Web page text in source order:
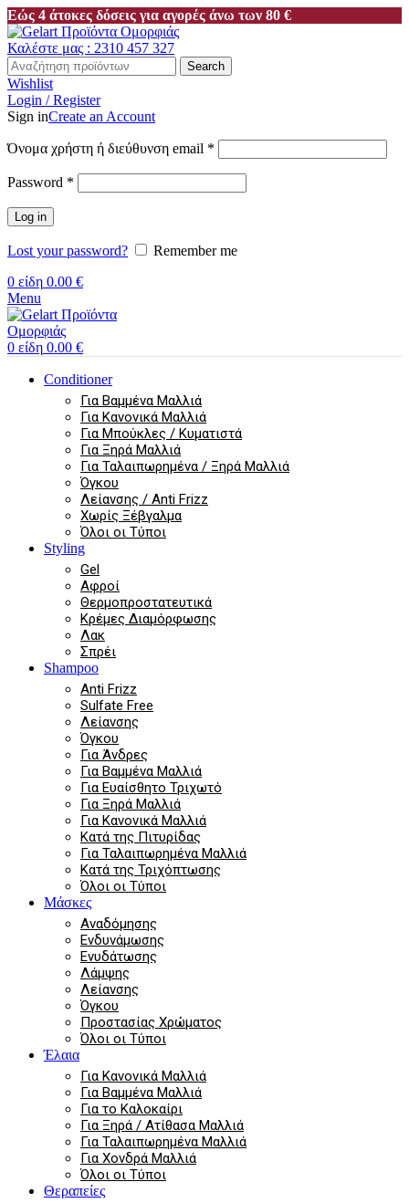
Εώς 4 άτοκες δόσεις για αγορές άνω των 80 €
Καλέστε μας : 2310 457 327
Search
Wishlist
Login / Register
Sign inCreate an Account
Όνομα χρήστη ή διεύθυνση email *
Password *
Log in
Lost your password?
Remember me
0 είδη 0.00 €
Menu
0 είδη 0.00 €
Conditioner
Για Βαμμένα Μαλλιά
Για Κανονικά Μαλλιά
Για Μπούκλες / Κυματιστά
Για Ξηρά Μαλλιά
Για Ταλαιπωρημένα / Ξηρά Μαλλιά
Όγκου
Λείανσης / Anti Frizz
Χωρίς Ξέβγαλμα
Όλοι οι Τύποι
Styling
Gel
Αφροί
Θερμοπροστατευτικά
Κρέμες Διαμόρφωσης
Λακ
Σπρέι
Shampoo
Anti Frizz
Sulfate Free
Λείανσης
Όγκου
Για Άνδρες
Για Βαμμένα Μαλλιά
Για Ευαίσθητο Τριχωτό
Για Ξηρά Μαλλιά
Για Κανονικά Μαλλιά
Κατά της Πιτυρίδας
Για Ταλαιπωρημένα Μαλλιά
Κατά της Τριχόπτωσης
Όλοι οι Τύποι
Μάσκες
Αναδόμησης
Ενδυνάμωσης
Ενυδάτωσης
Λάμψης
Λείανσης
Όγκου
Προστασίας Χρώματος
Όλοι οι Τύποι
Έλαια
Για Κανονικά Μαλλιά
Για Βαμμένα Μαλλιά
Για το Καλοκαίρι
Για Ξηρά / Ατίθασα Μαλλιά
Για Ταλαιπωρημένα Μαλλιά
Για Χονδρά Μαλλιά
Όλοι οι Τύποι
Θεραπείες